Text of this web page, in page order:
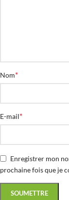
Nom*
E-mail*
Enregistrer mon
prochaine fois que je